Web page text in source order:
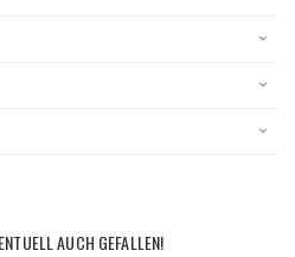
AUCH GEFALLEN!